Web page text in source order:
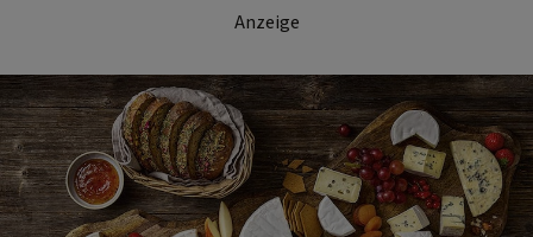
Anzeige